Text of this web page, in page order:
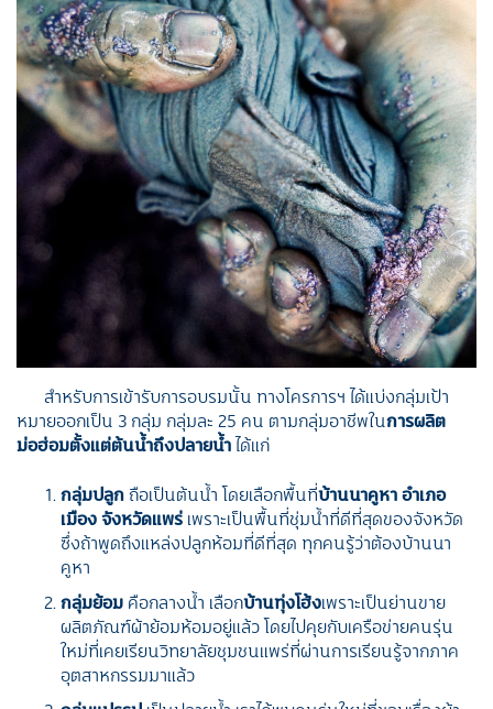
สำหรับการเข้ารับการอบรมนั้น ทางโครการฯ ได้แบ่งกลุ่มเป้า
หมายออกเป็น 3 กลุ่ม กลุ่มละ 25 คน ตามกลุ่มอาชีพในการผลิต
ม่อฮ่อมตั้งแต่ต้นน้ำถึงปลายน้ำได้แก่
กลุ่มปลูก ถือเป็นต้นน้ำ โดยเลือกพื้นที่บ้านนาคูหา อำเภอ
เมือง จังหวัดแพร่ เพราะเป็นพื้นที่ชุ่มน้ำที่ดีที่สุดของจังหวัด
ซึ่งถ้าพูดถึงแหล่งปลูกห้อมที่ดีที่สุด ทุกคนรู้ว่าต้องบ้านนา
คูหา
กลุ่มย้อม คือกลางน้ำ เลือกบ้านทุ่งโฮ้งเพราะเป็นย่านขาย
ผลิตภัณฑ์ผ้าย้อมห้อมอยู่แล้ว โดยไปคุยกับเครือข่ายคนรุ่น
ใหม่ที่เคยเรียนวิทยาลัยชุมชนแพร่ที่ผ่านการเรียนรู้จากภาค
อุตสาหกรรมมาแล้ว